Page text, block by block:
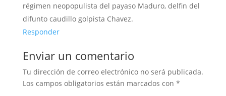
régimen neopopulista del payaso Maduro, delfin del
difunto caudillo golpista Chavez.
Responder
Enviar un comentario
Tu dirección de correo electrónico no será publicada.
Los campos obligatorios están marcados con *